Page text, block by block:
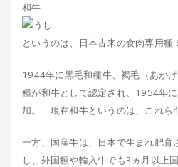
和牛
というのは、日本古来の食肉専用種
1944年に黒毛和種牛、褐毛（あか
種が和牛として認定され、1954年
加。 現在和牛というのは、これら4
一方、国産牛は、日本で生まれ肥
し、外国種や輸入牛でも3ヵ月以上